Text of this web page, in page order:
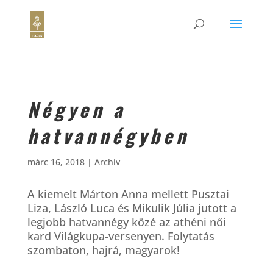
Négyen a
hatvannégyben
márc 16, 2018| Archív
A kiemelt Márton Anna mellett Pusztai
Liza, László Luca és Mikulik Júlia jutott a
legjobb hatvannégy közé az athéni női
kard Világkupa-versenyen. Folytatás
szombaton, hajrá, magyarok!